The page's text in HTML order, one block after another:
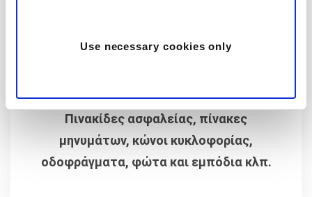
Use necessary cookies only
ΑΣΦΑΛΕΙΑ ΚΥΚΛΟΦΟΡΙΑΣ &
Πινακίδες ασφαλείας, πίνακες
μηνυμάτων, κώνοι κυκλοφορίας,
οδοφράγματα, φώτα και εμπόδια κλπ.